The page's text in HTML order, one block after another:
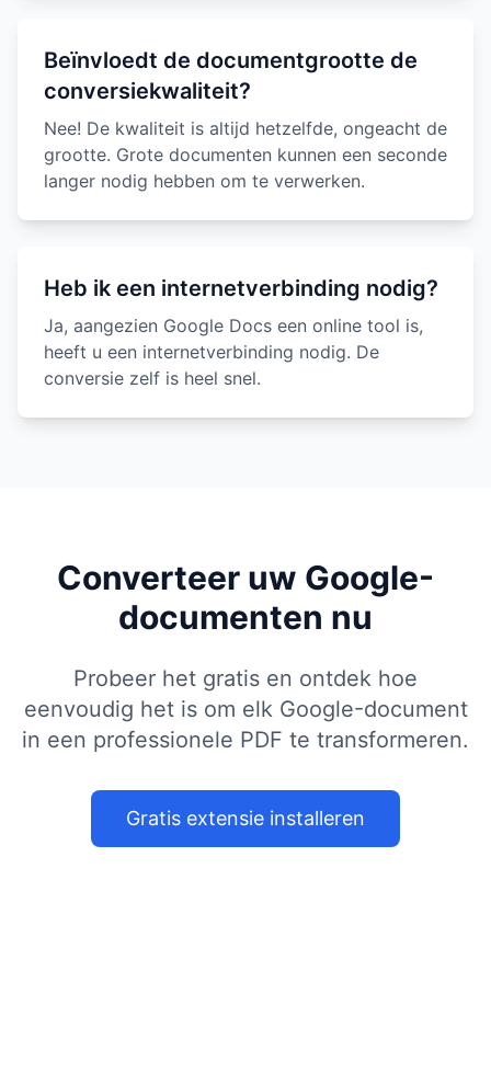
Beïnvloedt de documentgrootte de
conversiekwaliteit?
Nee! De kwaliteit is altijd hetzelfde, ongeacht de
grootte. Grote documenten kunnen een seconde
langer nodig hebben om te verwerken.
Heb ik een internetverbinding nodig?
Ja, aangezien Google Docs een online tool is,
heeft u een internetverbinding nodig. De
conversie zelf is heel snel.
Converteer uw Google-
documenten nu
Probeer het gratis en ontdek hoe
eenvoudig het is om elk Google-document
in een professionele PDF te transformeren.
Gratis extensie installeren